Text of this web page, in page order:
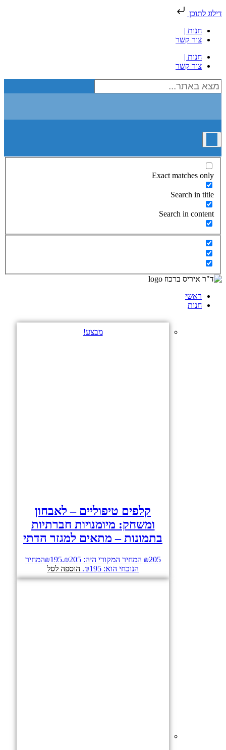
דילוג לתוכן
חנות |
צור קשר
חנות |
צור קשר
Exact matches only
Search in title
Search in content
ראשי
חנות
מבצע!
קלפים טיפוליים – לאבחון
ומשחק: מיומנויות חברתיות
בתמונות – מתאים למגזר הדתי
₪205 המחיר המקורי היה: ₪205. ₪195
המחיר
הנוכחי הוא: ₪195.
הוספה לסל